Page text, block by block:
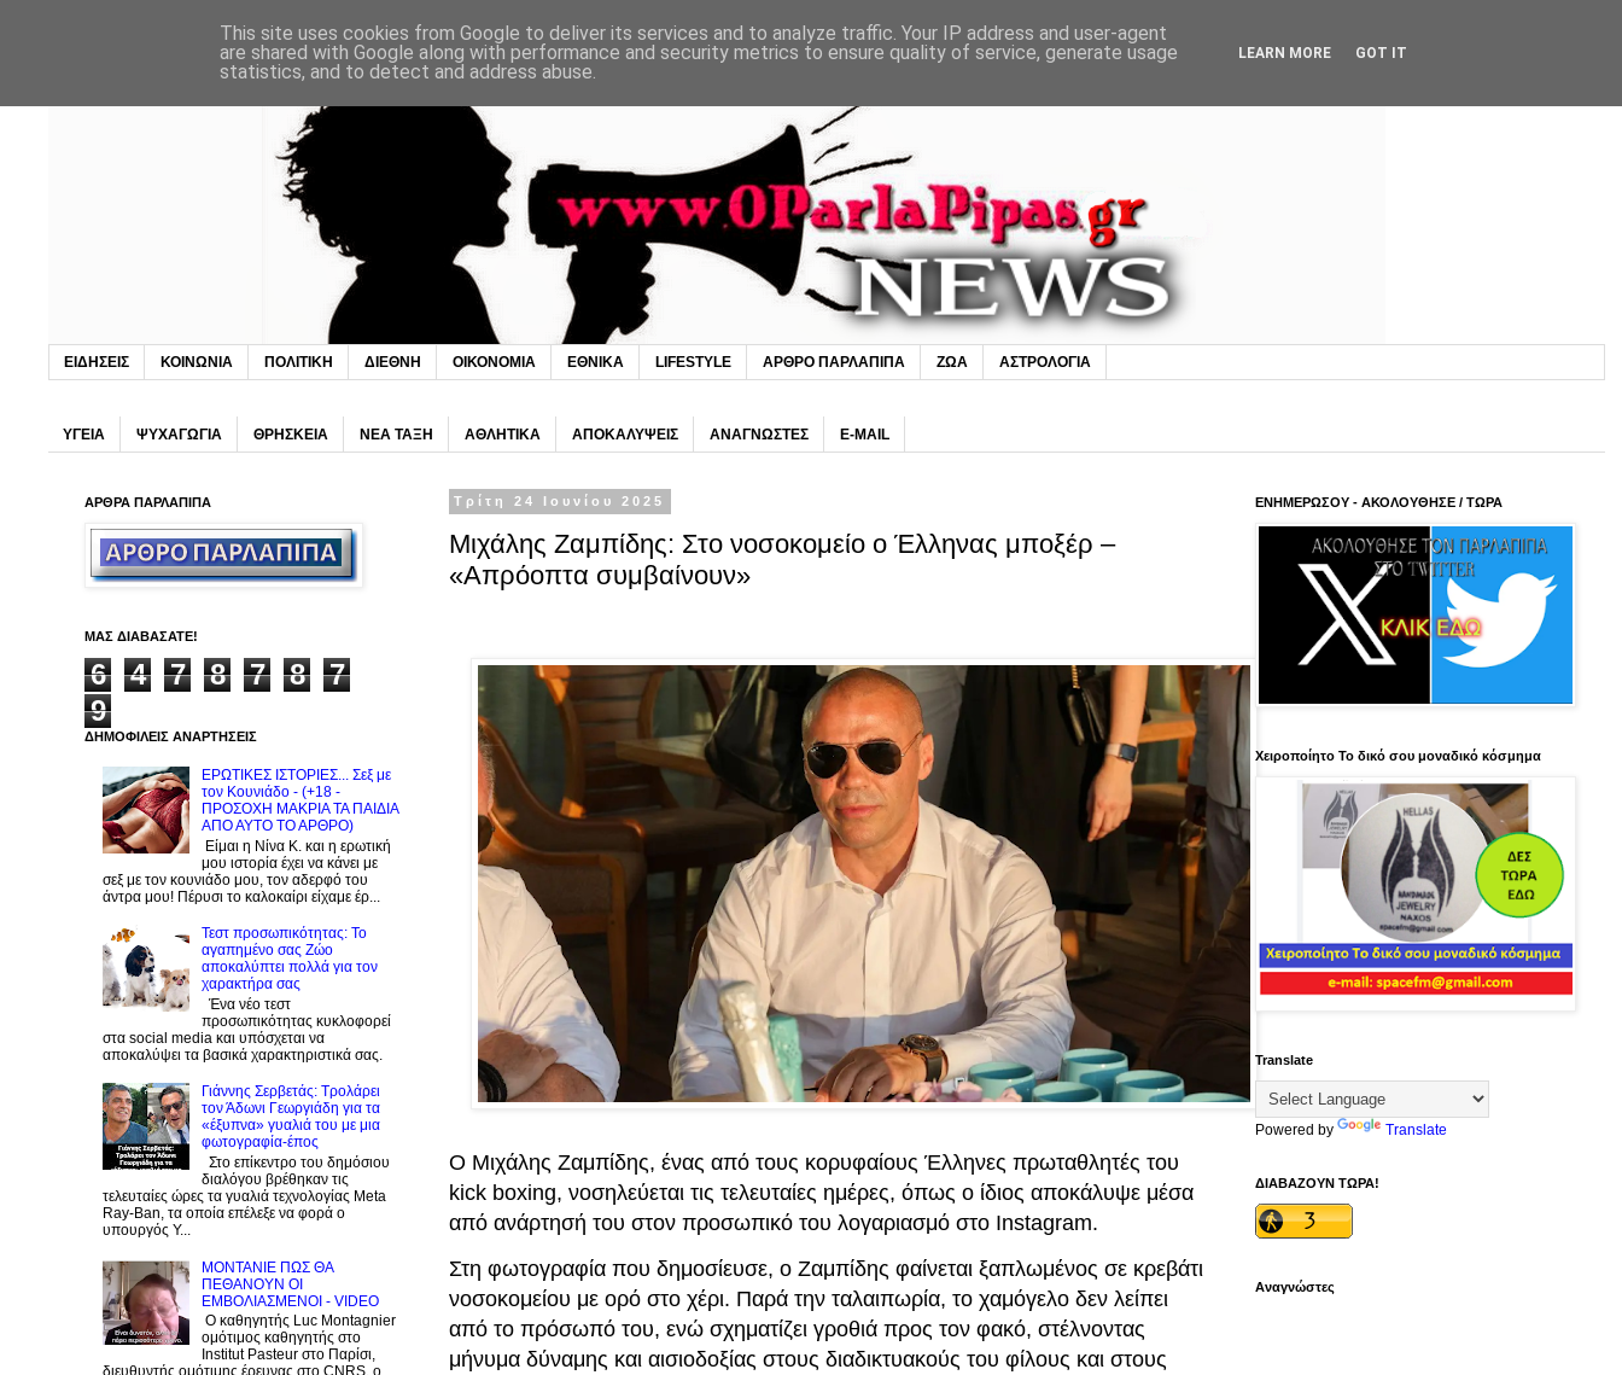
ΕΙΔΗΣΕΙΣ ΚΟΙΝΩΝΙΑ ΠΟΛΙΤΙΚΗ ΔΙΕΘΝΗ ΟΙΚΟΝΟΜΙΑ ΕΘΝΙΚΑ LIFESTYLE ΑΡΘΡΟ ΠΑΡΛΑΠΙΠΑ ΖΩΑ ΑΣΤΡΟΛΟΓΙΑ
ΥΓΕΙΑ ΨΥΧΑΓΩΓΙΑ ΘΡΗΣΚΕΙΑ ΝΕΑ ΤΑΞΗ ΑΘΛΗΤΙΚΑ ΑΠΟΚΑΛΥΨΕΙΣ ΑΝΑΓΝΩΣΤΕΣ E-MAIL
Τρίτη 24 Ιουνίου 2025
Μιχάλης Ζαμπίδης: Στο νοσοκομείο ο Έλληνας μποξέρ –
«Απρόοπτα συμβαίνουν»
Ο Μιχάλης Ζαμπίδης, ένας από τους κορυφαίους Έλληνες πρωταθλητές του
kick boxing, νοσηλεύεται τις τελευταίες ημέρες, όπως ο ίδιος αποκάλυψε μέσα
από ανάρτησή του στον προσωπικό του λογαριασμό στο Instagram.
Στη φωτογραφία που δημοσίευσε, ο Ζαμπίδης φαίνεται ξαπλωμένος σε κρεβάτι
νοσοκομείου με ορό στο χέρι. Παρά την ταλαιπωρία, το χαμόγελο δεν λείπει
από το πρόσωπό του, ενώ σχηματίζει γροθιά προς τον φακό, στέλνοντας
μήνυμα δύναμης και αισιοδοξίας στους διαδικτυακούς του φίλους και στους
ΑΡΘΡΑ ΠΑΡΛΑΠΙΠΑ
ΜΑΣ ΔΙΑΒΑΣΑΤΕ!
6 4 7 8 7 8
7
9
ΔΗΜΟΦΙΛΕΙΣ ΑΝΑΡΤΗΣΕΙΣ
ΕΡΩΤΙΚΕΣ ΙΣΤΟΡΙΕΣ... Σεξ με
τον Kουνιάδο - (+18 -
ΠΡΟΣΟΧΗ ΜΑΚΡΙΑ ΤΑ ΠΑΙΔΙΑ
ΑΠΟ ΑΥΤΟ ΤΟ ΑΡΘΡΟ)
Είμαι η Νίνα Κ. και η ερωτική
μου ιστορία έχει να κάνει με
σεξ με τον κουνιάδο μου, τον αδερφό του
άντρα μου! Πέρυσι το καλοκαίρι είχαμε έρ...
Τεστ προσωπικότητας: Το
αγαπημένο σας Zώο
αποκαλύπτει πολλά για τον
χαρακτήρα σας
Ένα νέο τεστ
προσωπικότητας κυκλοφορεί
στα social media και υπόσχεται να
αποκαλύψει τα βασικά χαρακτηριστικά σας.
Γιάννης Σερβετάς: Τρολάρει
τον Άδωνι Γεωργιάδη για τα
«έξυπνα» γυαλιά του με μια
φωτογραφία-έπος
Στο επίκεντρο του δημόσιου
διαλόγου βρέθηκαν τις
τελευταίες ώρες τα γυαλιά τεχνολογίας Meta
Ray-Ban, τα οποία επέλεξε να φορά ο
υπουργός Υ...
ΜΟΝΤΑΝΙΕ ΠΩΣ ΘΑ
ΠΕΘΑΝΟΥΝ ΟΙ
ΕΜΒΟΛΙΑΣΜΕΝΟΙ - VIDEO
Ο καθηγητής Luc Montagnier
ομότιμος καθηγητής στο
Institut Pasteur στο Παρίσι,
διευθυντής ομότιμης έρευνας στο CNRS, o
ΕΝΗΜΕΡΩΣΟΥ - ΑΚΟΛΟΥΘΗΣΕ / ΤΩΡΑ
Χειροποίητο Το δικό σου μοναδικό κόσμημα
Translate
Powered by Translate
ΔΙΑΒΑΖΟΥΝ ΤΩΡΑ!
Αναγνώστες
This site uses cookies from Google to deliver its services and to analyze traffic. Your IP address and user-agent
are shared with Google along with performance and security metrics to ensure quality of service, generate usage
statistics, and to detect and address abuse.
LEARN MORE GOT IT